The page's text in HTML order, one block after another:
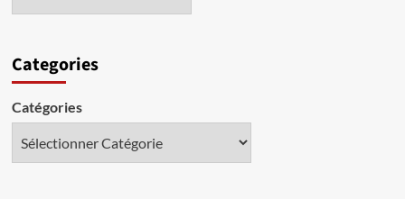
Categories
Catégories